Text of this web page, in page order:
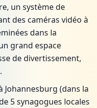
un système de
des caméras vidéo à
dans la
grand espace
de divertissement,
Johannesburg (dans la
5 synagogues locales